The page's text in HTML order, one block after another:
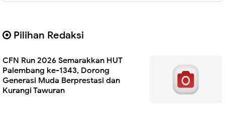
Pilihan Redaksi
CFN Run 2026 Semarakkan HUT
Palembang ke-1343, Dorong
Generasi Muda Berprestasi dan
Kurangi Tawuran